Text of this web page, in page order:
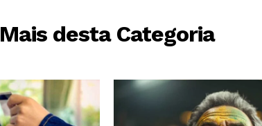
Mais desta Categoria